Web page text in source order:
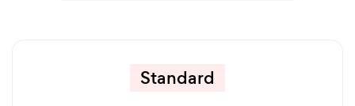
Standard